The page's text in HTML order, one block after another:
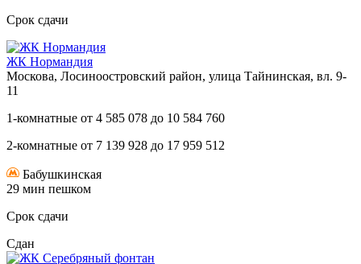
Срок сдачи
ЖК Нормандия
Москова, Лосиноостровский район, улица Тайнинская, вл. 9-
11
1-комнатные от 4 585 078 до 10 584 760
2-комнатные от 7 139 928 до 17 959 512
Бабушкинская
29 мин пешком
Срок сдачи
Сдан